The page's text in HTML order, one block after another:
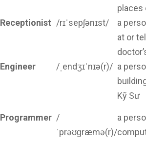
places
Receptionist /rɪˈsepʃənɪst/
a
at or
Engineer /ˌendʒɪˈnɪə(r)/ a
Kỹ Sư
Programmer /
ˈprəʊɡræmə(r)/
a